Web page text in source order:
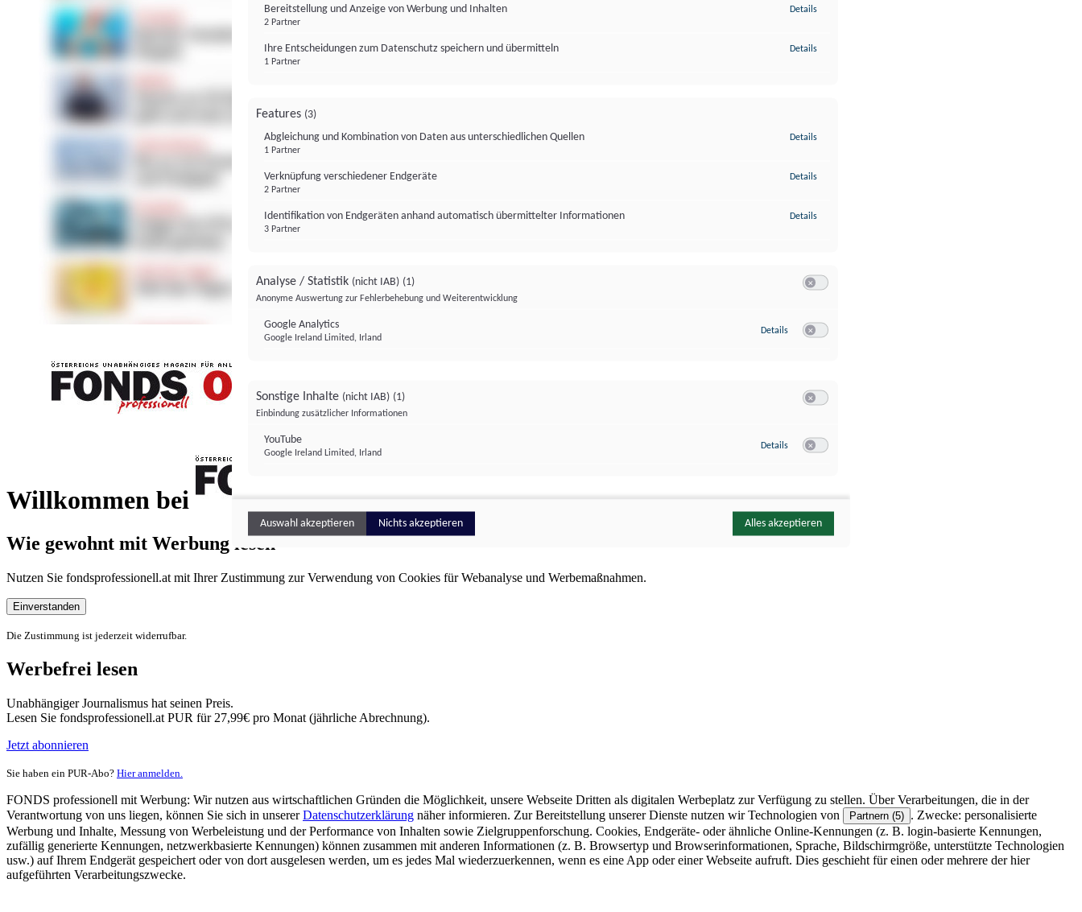
Willkommen bei
FONDS professionell
Wie gewohnt mit Werbung lesen
Nutzen Sie fondsprofessionell.at mit Ihrer Zustimmung zur Verwendung von Cookies für Webanalyse und Werbemaßnahmen.
Einverstanden
Die Zustimmung ist jederzeit widerrufbar.
Werbefrei lesen
Unabhängiger Journalismus hat seinen Preis.
Lesen Sie fondsprofessionell.at PUR für 27,99€ pro Monat (jährliche Abrechnung).
Jetzt abonnieren
Sie haben ein PUR-Abo? Hier anmelden.
FONDS professionell mit Werbung: Wir nutzen aus wirtschaftlichen Gründen die Möglichkeit, unsere Webseite Dritten als digitalen Werbeplatz zur Verfügung zu stellen. Über Verarbeitungen, die in der
Verantwortung von uns liegen, können Sie sich in unsererDatenschutzerklärung näher informieren. Zur Bereitstellung unserer Dienste nutzen wir Technologien von Partnern (5) . Zwecke: personalisierte
Werbung und Inhalte, Messung von Werbeleistung und der Performance von Inhalten sowie Zielgruppenforschung. Cookies, Endgeräte- oder ähnliche Online-Kennungen (z. B. login-basierte Kennungen,
zufällig generierte Kennungen, netzwerkbasierte Kennungen) können zusammen mit anderen Informationen (z. B. Browsertyp und Browserinformationen, Sprache, Bildschirmgröße, unterstützte Technologien
usw.) auf Ihrem Endgerät gespeichert oder von dort ausgelesen werden, um es jedes Mal wiederzuerkennen, wenn es eine App oder einer Webseite aufruft. Dies geschieht für einen oder mehrere der hier
aufgeführten Verarbeitungszwecke.
Bereitstellung und Anzeige von Werbung und Inhalten
2 Partner
Details
Ihre Entscheidungen zum Datenschutz speichern und übermitteln
1 Partner
Details
Features (3)
Abgleichung und Kombination von Daten aus unterschiedlichen Quellen
1 Partner
Details
Verknüpfung verschiedener Endgeräte
2 Partner
Details
Identifikation von Endgeräten anhand automatisch übermittelter Informationen
3 Partner
Details
Analyse / Statistik (nicht IAB) (1)
Anonyme Auswertung zur Fehlerbehebung und Weiterentwicklung
Google Analytics
Google Ireland Limited, Irland
Details zu Google Analytics
Sonstige Inhalte (nicht IAB) (1)
Einbindung zusätzlicher Informationen
YouTube
Google Ireland Limited, Irland
Details zu YouTube
Auswahl akzeptieren Nichts akzeptieren Alles akzeptieren